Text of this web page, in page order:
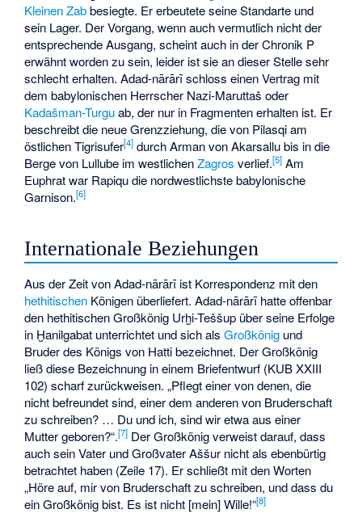
Kleinen Zabbesiegte. Er erbeutete seine Standarte und
sein Lager. Der Vorgang, wenn auch vermutlich nicht der
entsprechende Ausgang, scheint auch in derChronik P
erwähnt worden zu sein, leider ist sie an dieser Stelle sehr
schlecht erhalten. Adad-nārārī schloss einen Vertrag mit
dem babylonischen Herrscher Nazi-Maruttaš oder
Kadašman-Turguab, der nur in Fragmenten erhalten ist. Er
beschreibt die neue Grenzziehung, die von Pilasqiam
östlichen Tigrisufer[4] durch Arman von Akarsallu bis in die
Berge von Lullube im westlichenZagros verlief.[5] Am
Euphrat war Rapiqudie nordwestlichste babylonische
Garnison.[6]
Internationale Beziehungen
Aus der Zeit von Adad-nārārī ist Korrespondenz mit den
hethitischen Königen überliefert. Adad-nārārī hatte offenbar
den hethitischen Großkönig Urḫi-Teššup über seine Erfolge
in Ḫanilgabat unterrichtet und sich alsGroßkönig und
Bruder des Königs von Hatti bezeichnet. Der Großkönig
ließ diese Bezeichnung in einem Briefentwurf (KUB XXIII
102) scharf zurückweisen. „Pflegt einer von denen, die
nicht befreundet sind, einer dem anderen von Bruderschaft
zu schreiben? … Du und ich, sind wir etwa aus einer
Mutter geboren?“.[7] Der Großkönig verweist darauf, dass
auch sein Vater und Großvater Aššur nicht als ebenbürtig
betrachtet haben (Zeile 17). Er schließt mit den Worten
„Höre auf, mir von Bruderschaft zu schreiben, und dass du
ein Großkönig bist. Es ist nicht [mein] Wille!“[8]